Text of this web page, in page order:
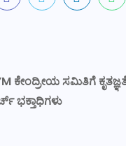
ಕೇಂದ್ರೀಯ ಸಮಿತಿಗೆ
ಭಕ್ತಾಧಿಗಳು